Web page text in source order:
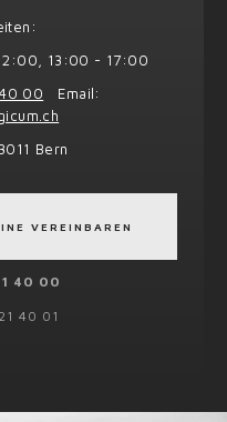
13:00 - 17:00
40 00 Email:
Bern
VEREINBAREN
40 00
40 01